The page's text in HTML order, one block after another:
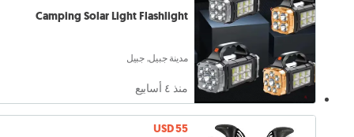
Camping Solar Light Flashlight
مدينة جبيل, جبيل
منذ ٤ أسابيع
USD 55